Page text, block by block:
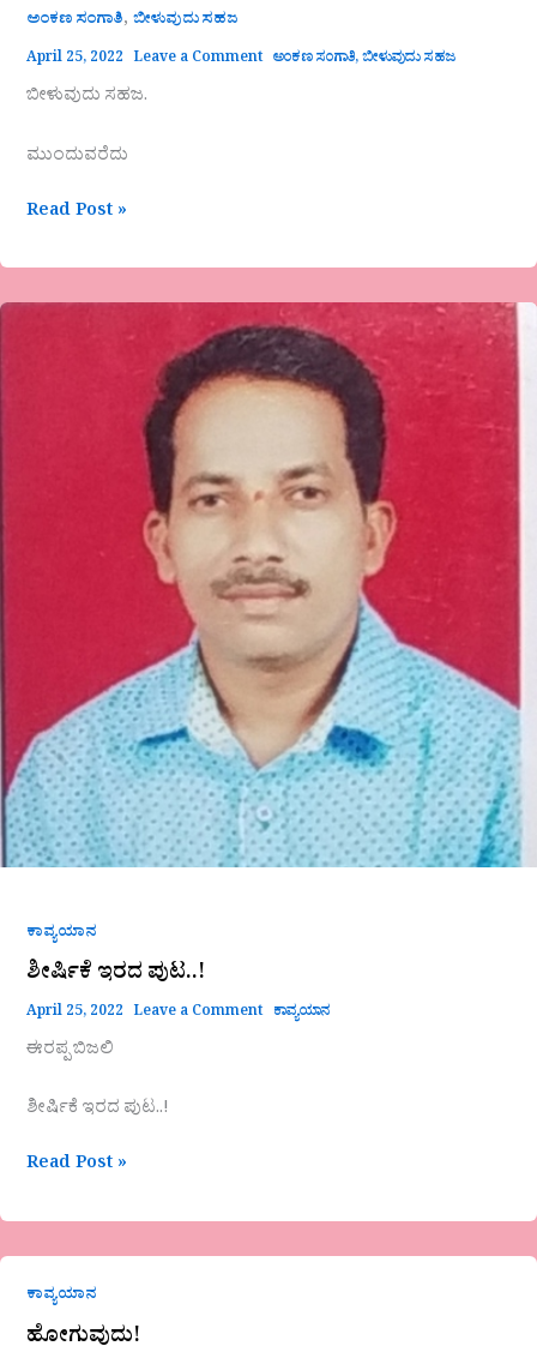
ಅಂಕಣ ಸಂಗಾತಿ, ಬೀಳುವುದು ಸಹಜ
April 25, 2022 Leave a Comment ಅಂಕಣ ಸಂಗಾತಿ,ಬೀಳುವುದು ಸಹಜ
ಬೀಳುವುದು ಸಹಜ.
ಮುಂದುವರೆದು
Read Post »
ಕಾವ್ಯಯಾನ
ಶೀರ್ಷಿಕೆ ಇರದ ಪುಟ..!
April 25, 2022 Leave a Comment ಕಾವ್ಯಯಾನ
ಈರಪ್ಪ ಬಿಜಲಿ
ಶೀರ್ಷಿಕೆ ಇರದ ಪುಟ..!
Read Post »
ಕಾವ್ಯಯಾನ
ಹೋಗುವುದು!